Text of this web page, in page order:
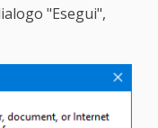
"Esegui",